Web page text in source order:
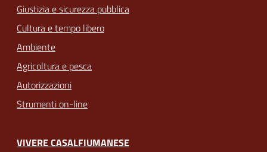
Giustizia e sicurezza pubblica
Cultura e tempo libero
Ambiente
Agricoltura e pesca
Autorizzazioni
Strumenti on-line
VIVERE CASALFIUMANESE